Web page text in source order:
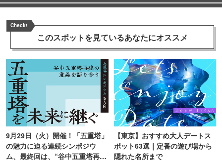
Check!
このスポットを見ているあなたにオススメ
9月29日（火）開催！「五重塔」
の魅力に迫る連続シンポジウ
ム、最終回は、“谷中五重塔再建
【東京】おすすめ大人デートス
ポット63選｜定番の遊び場から
隠れた名所まで